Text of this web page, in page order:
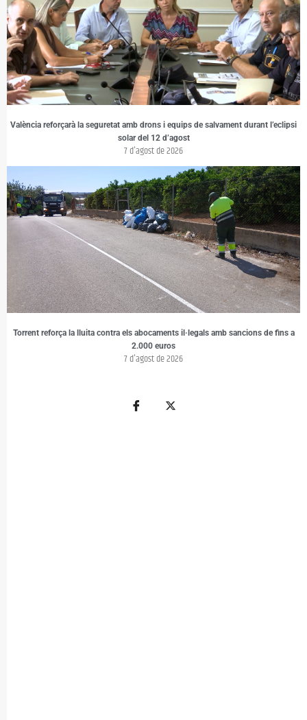
València reforçarà la seguretat amb drons i equips de salvament durant l’eclipsi
solar del 12 d’agost
7 d'agost de 2026
Torrent reforça la lluita contra els abocaments il·legals amb sancions de fins a
2.000 euros
7 d'agost de 2026